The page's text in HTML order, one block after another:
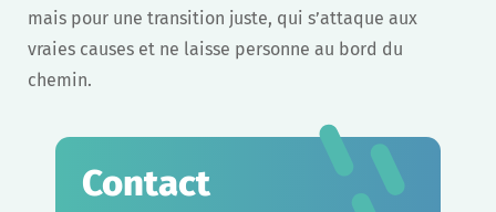
mais pour une transition juste, qui s’attaque aux
vraies causes et ne laisse personne au bord du
chemin.
Contact